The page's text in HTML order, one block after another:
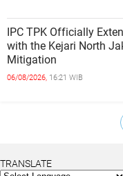
IPC TPK Officially
with the Kejari North
Mitigation
06/08/2026, 16:21 WIB
TRANSLATE